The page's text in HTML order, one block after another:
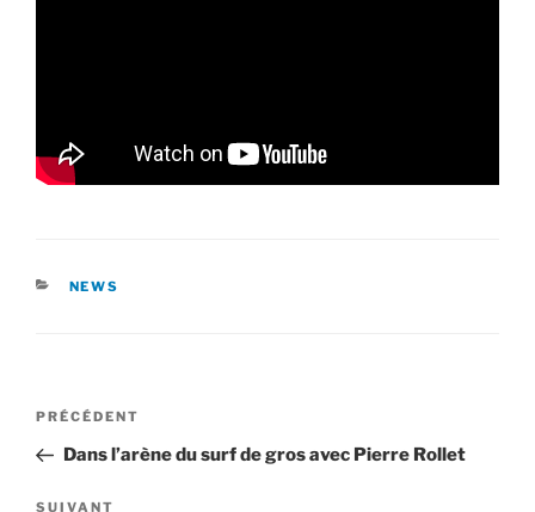
CATÉGORIES
NEWS
Navigation
l’article
Article
précédent
PRÉCÉDENT
Dans l’arène du surf de gros avec Pierre Rollet
SUIVANT